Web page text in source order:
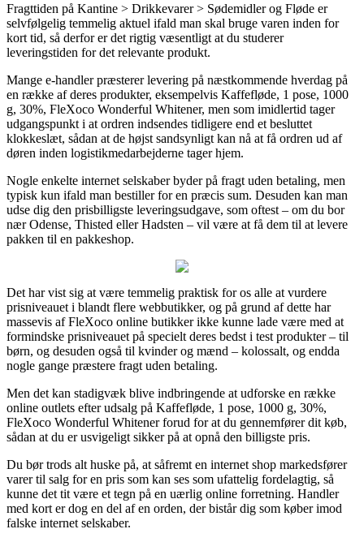
Fragttiden på Kantine > Drikkevarer > Sødemidler og Fløde er
selvfølgelig temmelig aktuel ifald man skal bruge varen inden for
kort tid, så derfor er det rigtig væsentligt at du studerer
leveringstiden for det relevante produkt.
Mange e-handler præsterer levering på næstkommende hverdag på
en række af deres produkter, eksempelvis Kaffefløde, 1 pose, 1000
g, 30%, FleXoco Wonderful Whitener, men som imidlertid tager
udgangspunkt i at ordren indsendes tidligere end et besluttet
klokkeslæt, sådan at de højst sandsynligt kan nå at få ordren ud af
døren inden logistikmedarbejderne tager hjem.
Nogle enkelte internet selskaber byder på fragt uden betaling, men
typisk kun ifald man bestiller for en præcis sum. Desuden kan man
udse dig den prisbilligste leveringsudgave, som oftest – om du bor
nær Odense, Thisted eller Hadsten – vil være at få dem til at levere
pakken til en pakkeshop.
Det har vist sig at være temmelig praktisk for os alle at vurdere
prisniveauet i blandt flere webbutikker, og på grund af dette har
massevis af FleXoco online butikker ikke kunne lade være med at
formindske prisniveauet på specielt deres bedst i test produkter – til
børn, og desuden også til kvinder og mænd – kolossalt, og endda
nogle gange præstere fragt uden betaling.
Men det kan stadigvæk blive indbringende at udforske en række
online outlets efter udsalg på Kaffefløde, 1 pose, 1000 g, 30%,
FleXoco Wonderful Whitener forud for at du gennemfører dit køb,
sådan at du er usvigeligt sikker på at opnå den billigste pris.
Du bør trods alt huske på, at såfremt en internet shop markedsfører
varer til salg for en pris som kan ses som ufattelig fordelagtig, så
kunne det tit være et tegn på en uærlig online forretning. Handler
med kort er dog en del af en orden, der bistår dig som køber imod
falske internet selskaber.